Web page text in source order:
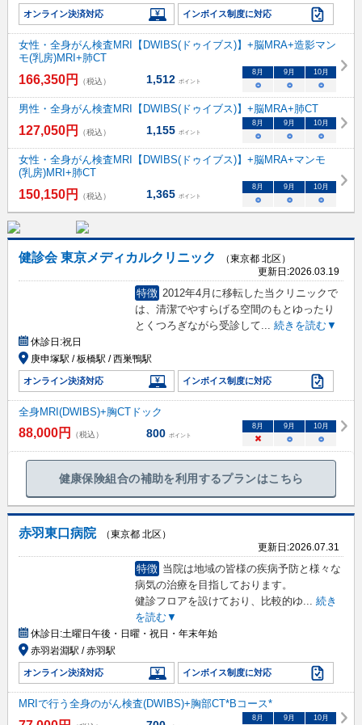
オンライン決済対応 インボイス制度に対応
女性・全身がん検査MRI【DWIBS(ドゥイブス)】+脳MRA+造影マン
モ(乳房)MRI+肺CT
166,350円 （税込） 1,512 ポイント
8月 9月 10月
○ ○ ○
男性・全身がん検査MRI【DWIBS(ドゥイブス)】+脳MRA+肺CT
127,050円 （税込） 1,155 ポイント
8月 9月 10月
○ ○ ○
女性・全身がん検査MRI【DWIBS(ドゥイブス)】+脳MRA+マンモ
(乳房)MRI+肺CT
150,150円 （税込） 1,365 ポイント
8月 9月 10月
○ ○ ○
健診会 東京メディカルクリニック
（東京都 北区）
更新日:2026.03.19
特徴 2012年4月に移転した当クリニックで
は、清潔でやすらげる空間のもとゆったり
とくつろぎながら受診して
続きを読む▼
休診日:祝日
庚申塚駅 / 板橋駅 / 西巣鴨駅
オンライン決済対応 インボイス制度に対応
全身MRI(DWIBS)+胸CTドック
88,000円 （税込） 800 ポイント
8 月 9 月 10月
× ○ ○
健康保険組合の補助を利用するプランはこちら
赤羽東口病院
（東京都 北区）
更新日:2026.07.31
特徴 当院は地域の皆様の疾病予防と様々な
病気の治療を目指しております。
健診フロアを設けており、比較的ゆ... 続き
を読む▼
休診日:土曜日午後・日曜・祝日・年末年始
赤羽岩淵駅 / 赤羽駅
オンライン決済対応 インボイス制度に対応
MRIで行う全身のがん検査(DWIBS)+胸部CT*Bコース*
8月 9月 10月